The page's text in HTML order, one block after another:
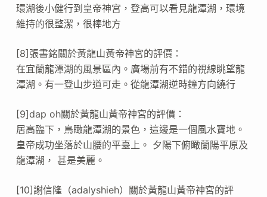
環湖後小健行到皇帝神宮，登高可以看見龍潭湖，環境
維持的很整潔，很棒地方
[8]張書銘關於黃龍山黃帝神宮的評價：
在宜蘭龍潭湖的風景區內。廣場前有不錯的視線眺望龍
潭湖。有一登山步道可走。從龍潭湖逆時鐘方向繞行
[9]dap oh關於黃龍山黃帝神宮的評價：
居高臨下，鳥瞰龍潭湖的景色，這邊是一個風水寶地。
皇帝成功坐落於山腰的平臺上。 夕陽下俯瞰蘭陽平原及
龍潭湖， 甚是美麗。
[10]謝信隆（adalyshieh）關於黃龍山黃帝神宮的評